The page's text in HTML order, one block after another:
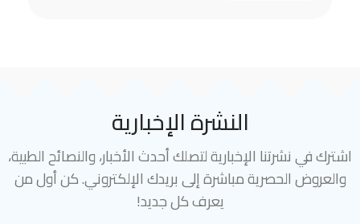
النشرة الإخبارية
اشترك في نشرتنا الإخبارية لتصلك أحدث الأخبار، والنصائح الطبية،
والعروض الحصرية مباشرة إلى بريدك الإلكتروني. كن أول من
يعرف كل جديد!